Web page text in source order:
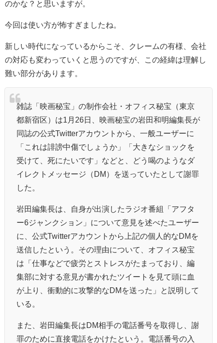
のかな？と思いますが。
今回は使い方が怖すぎましたね。
新しい時代になっているからこそ、クレームの有様、会社
の対応も変わっていくと思うのですが、この経緯は理解し
難い部分があります。
雑誌「映画秘宝」の制作会社・オフィス秘宝（東京
都新宿区）は1月26日、映画秘宝の岩田和明編集長が
同誌の公式Twitterアカウントから、一般ユーザーに
「これは誹謗中傷でしょうか」「大きなショックを
受けて、死にたいです」などと、どう喝のようなダ
イレクトメッセージ（DM）を送っていたとして謝罪
した。
岩田編集長は、自身が出演したラジオ番組「アフタ
ー6ジャンクション」について意見を述べたユーザー
に、公式Twitterアカウントから上記の個人的なDMを
送信したという。その理由について、オフィス秘宝
は「仕事などで疲労とストレスがたまっており、編
集部に対する意見が書かれたツイートを見て頭に血
が上り、衝動的に攻撃的なDMを送った」と説明して
いる。
また、岩田編集長はDM相手の電話番号を取得し、謝
罪のために直接電話をかけたという。電話番号の入